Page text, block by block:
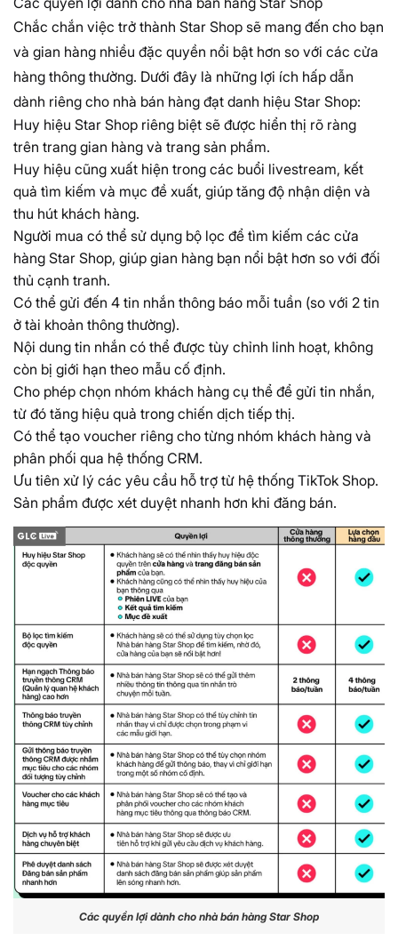
Chắc chắn việc trở thành Star Shop sẽ mang đến cho bạn
và gian hàng nhiều đặc quyền nổi bật hơn so với các cửa
hàng thông thường. Dưới đây là những lợi ích hấp dẫn
dành riêng cho nhà bán hàng đạt danh hiệu Star Shop:
Huy hiệu Star Shop riêng biệt sẽ được hiển thị rõ ràng
trên trang gian hàng và trang sản phẩm.
Huy hiệu cũng xuất hiện trong các buổi livestream, kết
quả tìm kiếm và mục đề xuất, giúp tăng độ nhận diện và
thu hút khách hàng.
Người mua có thể sử dụng bộ lọc để tìm kiếm các cửa
hàng Star Shop, giúp gian hàng bạn nổi bật hơn so với đối
thủ cạnh tranh.
Có thể gửi đến 4 tin nhắn thông báo mỗi tuần (so với 2 tin
ở tài khoản thông thường).
Nội dung tin nhắn có thể được tùy chỉnh linh hoạt, không
còn bị giới hạn theo mẫu cố định.
Cho phép chọn nhóm khách hàng cụ thể để gửi tin nhắn,
từ đó tăng hiệu quả trong chiến dịch tiếp thị.
Có thể tạo voucher riêng cho từng nhóm khách hàng và
phân phối qua hệ thống CRM.
Ưu tiên xử lý các yêu cầu hỗ trợ từ hệ thống TikTok Shop.
Sản phẩm được xét duyệt nhanh hơn khi đăng bán.
Các quyền lợi dành cho nhà bán hàng Star Shop